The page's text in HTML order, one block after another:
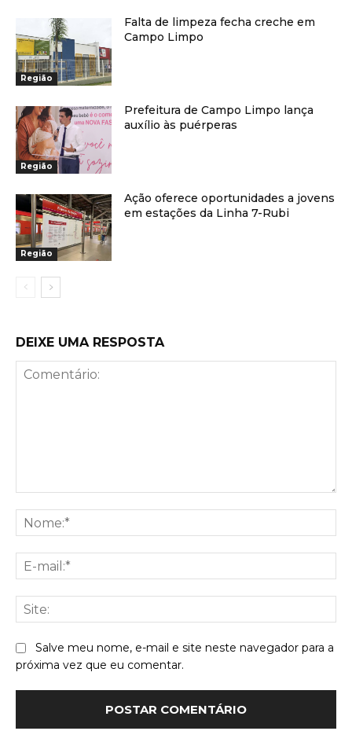
Região
Falta de limpeza fecha creche em
Campo Limpo
Região
Prefeitura de Campo Limpo lança
auxílio às puérperas
Região
Ação oferece oportunidades a jovens
em estações da Linha 7-Rubi
DEIXE UMA RESPOSTA
Salve meu nome, e-mail e site neste navegador para a
próxima vez que eu comentar.